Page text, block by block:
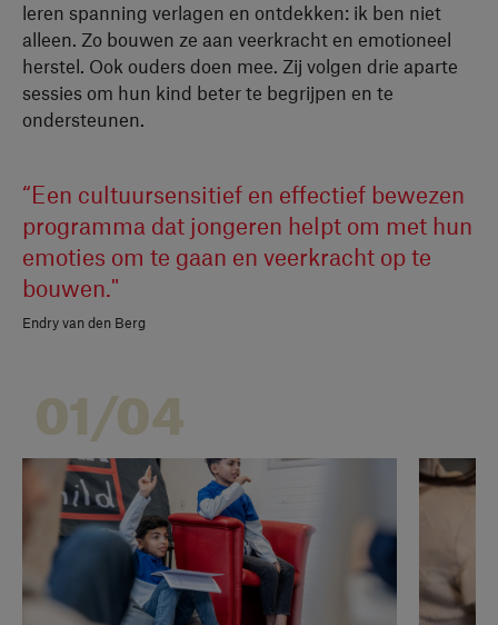
leren spanning verlagen en ontdekken: ik ben niet
alleen. Zo bouwen ze aan veerkracht en emotioneel
herstel. Ook ouders doen mee. Zij volgen drie aparte
sessies om hun kind beter te begrijpen en te
ondersteunen.
“Een cultuursensitief en effectief bewezen
programma dat jongeren helpt om met hun
emoties om te gaan en veerkracht op te
bouwen."
Endry van den Berg
01/04